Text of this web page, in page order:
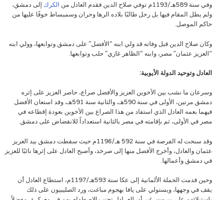
وفي سنة 589هـ/1193م توفي صلاح الدين فقدم العادل من الكرك إلى دمشق،
ولم يطل المقام فيها بل رحل طالبًا بلاده الرها وحران وسميساط خوفًا عليها من
حاكم الموصل.
وكان صلاح الدين قبل وفاته قد ولي ابنه “الأفضل” على دمشق وتوابعها، وولي ابنه
“العزيز عثمان” مصر، وابنه “الظاهر غازي” حلب وتوابعها.
العادل وتوحيد الدولة الأيوبية:
وسرعان ما نشب بين الأخوين العزيز والأفضل صراع، حاصر العزيز على إثره
دمشق مرتين، الأولى في سنة 590هـ، والثانية سنة 591هـ، وقد استعان الأفضل
فيهما بعمه العادل الذي استفاد من هذا الصراع بين الأخوين بعودة إقطاعه في
مصر في الأولى، ثم بإقامته في مصر بالثانية استعداداً للانقضاض على دمشق.
وقد سنحت له الفرصة في سنة 592 هـ/1196م حيث سقطت دمشق بيد العزيز
عثمان والعادل، وأخرج الأفضل منها إلى صرخد، وأصبح العادل على إثرها نائبًا للعزيز
في دمشق وأعمالها.
وحين قدمت الحملة الألمانية إلى عكا سنة 593هـ/1197م، استطاع العادل أن
يقف في وجهها، ويستولي على يافا بهجوم مباغت، ورد الصليبيون على ذلك